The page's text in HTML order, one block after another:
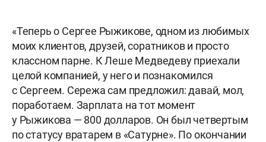
«Теперь о Сергее Рыжикове, одном из любимых
моих клиентов, друзей, соратников и просто
классном парне. К Леше Медведеву приехали
целой компанией, у него и познакомился
с Сергеем. Сережа сам предложил: давай, мол,
поработаем. Зарплата на тот момент
у Рыжикова — 800 долларов. Он был четвертым
по статусу вратарем в «Сатурне». По окончании